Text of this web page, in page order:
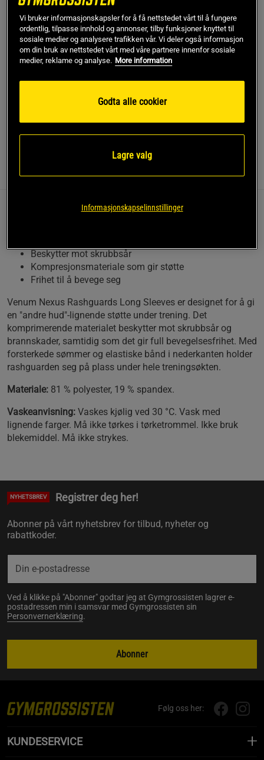
!
Dette produktet er dessverre ikke i lager. Få beskjed når
det kommer på lager igen.
SKU #VENUM-05715-128R | EAN3611441976860
Forbedre treningen din med Venum Nexus Rashguards Long
Sleeves, designet for å gi støtte og beskyttelse under intense
Les mer
Informasjon Anmeldelser
Denne rashguarden er perfekt for grappling, BJJ og
Beskytter mot skrubbsår
Kompresjonsmateriale som gir støtte
Frihet til å bevege seg
Venum Nexus Rashguards Long Sleeves er designet for å gi
en "andre hud"-lignende støtte under trening. Det
komprimerende materialet beskytter mot skrubbsår og
brannskader, samtidig som det gir full bevegelsesfrihet. Med
forsterkede sømmer og elastiske bånd i nederkanten holder
rashguarden seg på plass under hele treningsøkten.
Materiale: 81 % polyester, 19 % spandex.
Vaskeanvisning: Vaskes kjølig ved 30 °C. Vask med
lignende farger. Må ikke tørkes i tørketrommel. Ikke bruk
blekemiddel. Må ikke strykes.
NYHETSBREV Registrer deg her!
Abonner på vårt nyhetsbrev for tilbud, nyheter og
rabattkoder.
Ved å klikke på "Abonner" godtar jeg at Gymgrossisten lagrer e-
postadressen min i samsvar med Gymgrossisten sin
Personvernerklæring.
Abonner
Følg oss her:
KUNDESERVICE
Vi bruker informasjonskapsler for å få nettstedet vårt til å fungere
ordentlig, tilpasse innhold og annonser, tilby funksjoner knyttet til
sosiale medier og analysere trafikken vår. Vi deler også informasjon
om din bruk av nettstedet vårt med våre partnere innenfor sosiale
medier, reklame og analyse. More information
Godta alle cookier
Lagre valg
Informasjonskapselinnstillinger